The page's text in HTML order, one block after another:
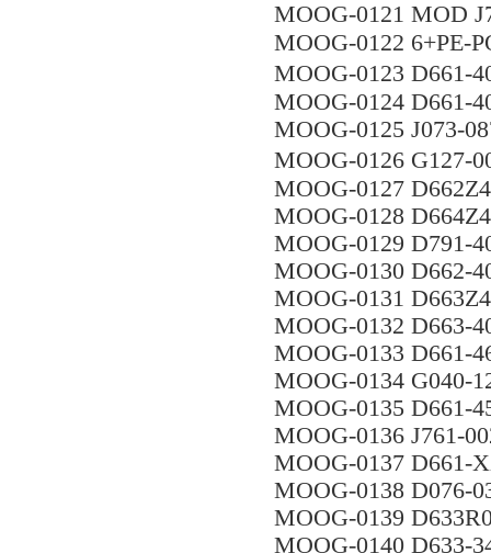
MOOG-0121 MOD
MOOG-0122 6+PE-
MOOG-0123 D661-
MOOG-0124 D661-
MOOG-0125 J073-
MOOG-0126 G127-
MOOG-0127
MOOG-0128
MOOG-0129 D791-
MOOG-0130 D662-
MOOG-0131
MOOG-0132 D663-
MOOG-0133 D661-
MOOG-0134 G040-
MOOG-0135 D661-
MOOG-0136 J761-
MOOG-0137 D661-
MOOG-0138 D076-
MOOG-0139
MOOG-0140 D633-